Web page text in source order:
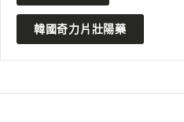
韓國奇力片壯陽藥